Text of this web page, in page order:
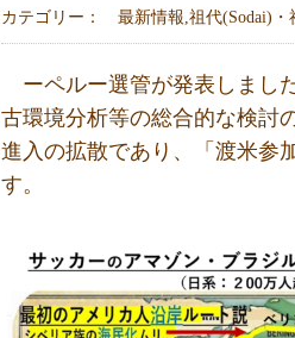
カテゴリー： 最新情報,祖代(Sodai)・
ーペルー選管が発表しまし
古環境分析等の総合的な検討
進入の拡散であり、「渡米参
す。